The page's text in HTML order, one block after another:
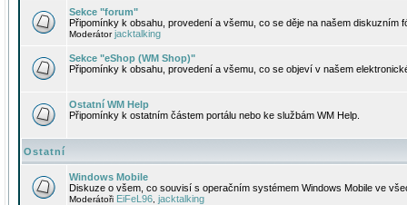
Sekce "forum"
Připomínky k obsahu, provedení a všemu, co se děje na našem diskuzním
Moderátorjacktalking
Sekce "eShop (WM Shop)"
Připomínky k obsahu, provedení a všemu, co se objeví v našem
Ostatní WM Help
Připomínky k ostatním částem portálu nebo ke službám WM Help.
Ostatní
Windows Mobile
Diskuze o všem, co souvisí s operačním systémem Windows Mobile ve
Moderátoři EiFeL96 jacktalking